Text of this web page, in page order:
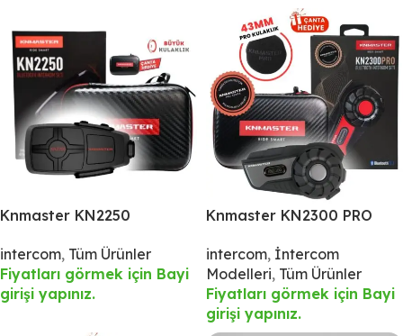
Knmaster KN2250
Bluetooth Intercom
Kulaklık Seti
intercom, Tüm Ürünler
Fiyatları görmek için Bayi
girişi yapınız.
Knmaster KN2300 PRO
Bluetooth Intercom
Kulaklık Seti
intercom, İntercom
Modelleri, Tüm Ürünler
Fiyatları görmek için Bayi
girişi yapınız.